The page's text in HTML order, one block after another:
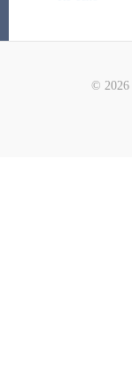
© 2026